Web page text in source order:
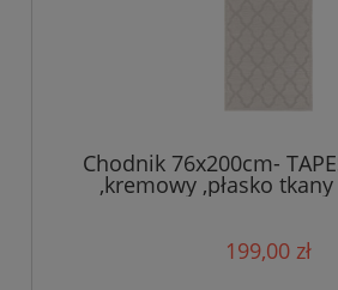
Chodnik 76x200cm-
,kremowy ,płasko
zewnętrzno-wewnętrzny,
199,00 zł